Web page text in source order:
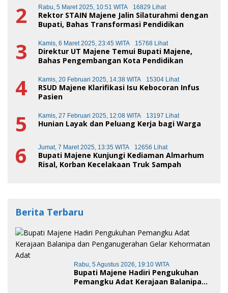
2 Rabu, 5 Maret 2025, 10:51 WITA 16829 Lihat
Rektor STAIN Majene Jalin Silaturahmi dengan
Bupati, Bahas Transformasi Pendidikan
3 Kamis, 6 Maret 2025, 23:45 WITA 15768 Lihat
Direktur UT Majene Temui Bupati Majene,
Bahas Pengembangan Kota Pendidikan
4 Kamis, 20 Februari 2025, 14:38 WITA 15304 Lihat
RSUD Majene Klarifikasi Isu Kebocoran Infus
Pasien
5 Kamis, 27 Februari 2025, 12:08 WITA 13197 Lihat
Hunian Layak dan Peluang Kerja bagi Warga
6 Jumat, 7 Maret 2025, 13:35 WITA 12656 Lihat
Bupati Majene Kunjungi Kediaman Almarhum
Risal, Korban Kecelakaan Truk Sampah
Berita Terbaru
Rabu, 5 Agustus 2026, 19:10 WITA
Bupati Majene Hadiri Pengukuhan
Pemangku Adat Kerajaan Balanipa